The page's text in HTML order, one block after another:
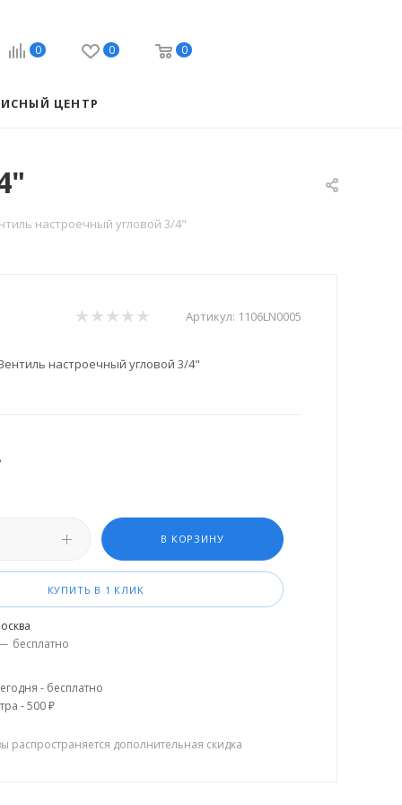
0 0 0
ЦЕНТР
настроечный угловой 3/4"
Артикул: 1106LN0005
настроечный угловой 3/4"
В КОРЗИНУ
КУПИТЬ В 1 КЛИК
бесплатно
- бесплатно
- 500 ₽
распространяется дополнительная скидка